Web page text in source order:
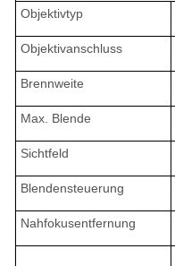
Objektivtyp
Objektivanschluss
Brennweite
Max. Blende
Sichtfeld
Blendensteuerung
Nahfokusentfernung